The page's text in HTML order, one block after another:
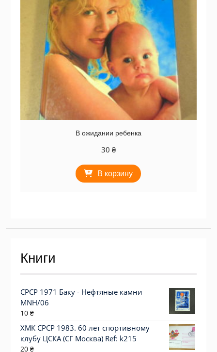
В ожидании ребенка
30 ₴
В корзину
Книги
СРСР 1971 Баку - Нефтяные камни
MNH/06
10 ₴
ХМК СРСР 1983. 60 лет спортивному
клубу ЦСКА (СГ Москва) Ref: k215
20 ₴